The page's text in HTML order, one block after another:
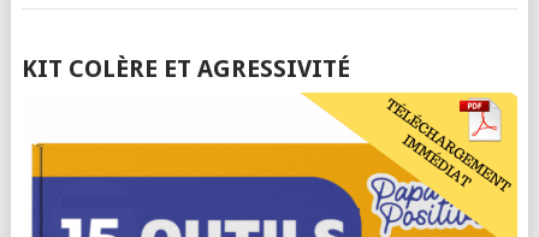
POSTS
KIT COLÈRE ET AGRESSIVITÉ